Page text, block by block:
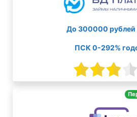
До 300000 рублей
ПСК 0-292%